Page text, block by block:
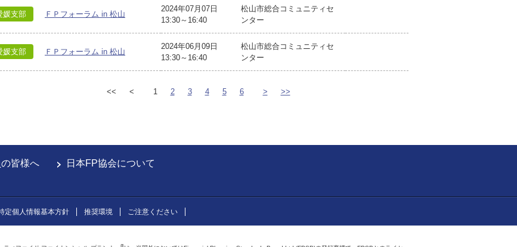
媛支部 ＦＰフォーラム in 松山
2024年07月07日
13:30～16:40
松山市総合コミュニティセ
ンター
媛支部 ＦＰフォーラム in 松山
2024年06月09日
13:30～16:40
松山市総合コミュニティセ
ンター
<< < 1 2 3 4 5 6 > >>
皆様へ 日本FP協会について
定個人情報基本方針 推奨環境 ご注意ください
®